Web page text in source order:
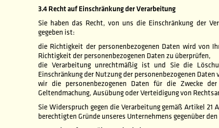
3.4 Recht auf Einschränkung der Verarbeitung
Sie haben das Recht, von uns die Einschränkung der
gegeben ist:
die Richtigkeit der personenbezogenen Daten wird von
Richtigkeit der personenbezogenen Daten zu überprüfen,
die Verarbeitung unrechtmäßig ist und Sie die
Einschränkung der Nutzung der personenbezogenen Daten
wir die personenbezogenen Daten für die Zwecke
Geltendmachung, Ausübung oder Verteidigung von
Sie Widerspruch gegen die Verarbeitung gemäß Artikel
berechtigten Gründe unseres Unternehmens gegenüber